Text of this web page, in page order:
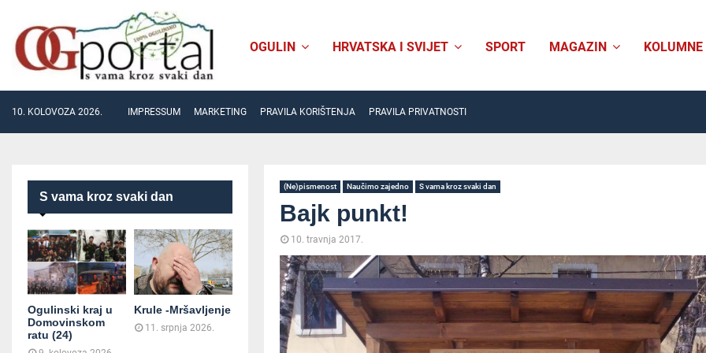
OGULIN HRVATSKA I SVIJET SPORT MAGAZIN KOLUMNE
10. KOLOVOZA 2026. IMPRESSUM MARKETING PRAVILA KORIŠTENJA PRAVILA PRIVATNOSTI
(Ne)pismenost Naučimo zajedno S vama kroz svaki dan
Bajk punkt!
10. travnja 2017.
S vama kroz svaki dan
Ogulinski kraj u
Domovinskom
ratu (24)
Krule -Mršavljenje
11. srpnja 2026.